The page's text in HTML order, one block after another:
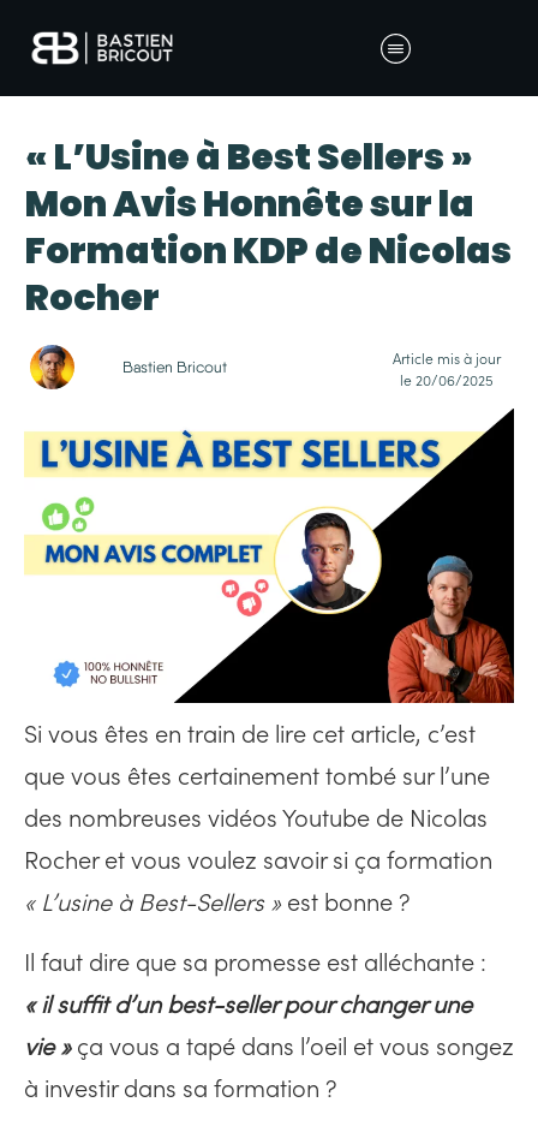
« L’Usine à Best Sellers »
Mon Avis Honnête sur la
Formation KDP de Nicolas
Rocher
Bastien Bricout
Article mis à jour
le 20/06/2025
Si vous êtes en train de lire cet article, c’est
que vous êtes certainement tombé sur l’une
des nombreuses vidéos Youtube de Nicolas
Rocher et vous voulez savoir si ça formation
« L’usine à Best-Sellers » est bonne ?
Il faut dire que sa promesse est alléchante :
« il suffit d’un best-seller pour changer une
vie »ça vous a tapé dans l’oeil et vous songez
à investir dans sa formation ?